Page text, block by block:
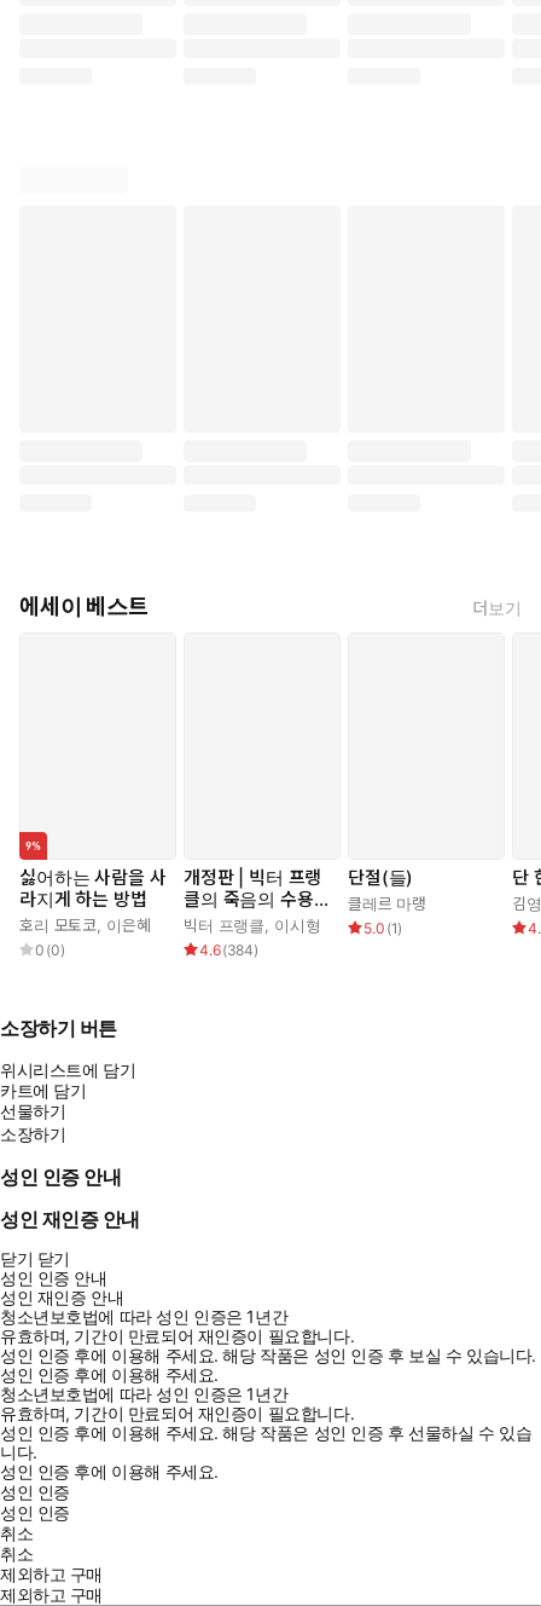
에세이 베스트 더보기
싫어하는 사람을 사
라지게 하는 방법
호리 모토코, 이은혜
0 (0)
개정판 | 빅터 프랭
클의 죽음의 수용소
에서
빅터 프랭클, 이시형
4.6(384)
단절(들)
클레르 마랭
5.0 (1)
단
김
소장하기 버튼
위시리스트에 담기
카트에 담기
선물하기
소장하기
성인 인증 안내
성인 재인증 안내
닫기 닫기
성인 인증 안내
성인 재인증 안내
청소년보호법에 따라 성인 인증은 1년간
유효하며, 기간이 만료되어 재인증이 필요합니다.
성인 인증 후에 이용해 주세요.해당 작품은 성인 인증 후 보실 수 있습니다.
성인 인증 후에 이용해 주세요.
청소년보호법에 따라 성인 인증은 1년간
유효하며, 기간이 만료되어 재인증이 필요합니다.
성인 인증 후에 이용해 주세요.해당 작품은 성인 인증 후 선물하실 수 있습
니다.
성인 인증 후에 이용해 주세요.
성인 인증
성인 인증
취소
취소
제외하고 구매
제외하고 구매